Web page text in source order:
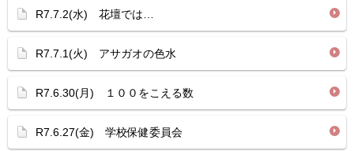
R7.7.2(水) 花壇では…
R7.7.1(火) アサガオの色水
R7.6.30(月) １００をこえる数
R7.6.27(金) 学校保健委員会